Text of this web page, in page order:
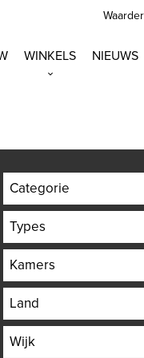
WINKELS NIEUWS
Categorie
Types
Kamers
Land
Wijk